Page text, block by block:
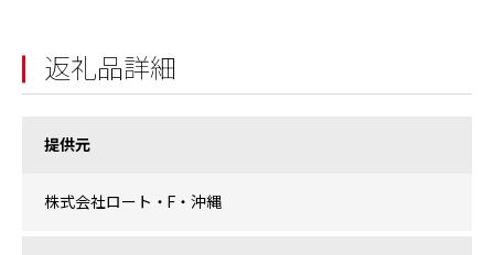
返礼品詳細
提供元
株式会社ロート・F・沖縄